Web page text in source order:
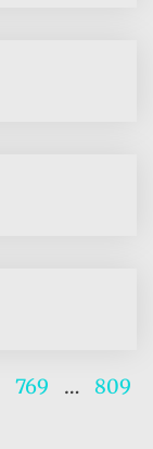
769 …
809